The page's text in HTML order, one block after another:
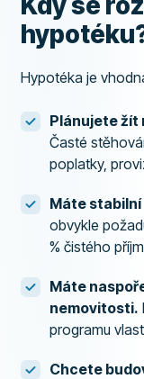
Hypotéka je
Plánujete žít
Časté
poplatky,
Máte
obvykle
% čistého
Máte
nemovitosti.
programu
Chcete